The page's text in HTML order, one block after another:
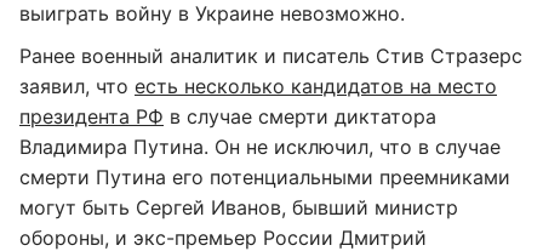
выиграть войну в Украине невозможно.
Ранее военный аналитик и писатель Стив Стразерс
заявил, что есть несколько кандидатов на место
президента РФ в случае смерти диктатора
Владимира Путина. Он не исключил, что в случае
смерти Путина его потенциальными преемниками
могут быть Сергей Иванов, бывший министр
обороны, и экс-премьер России Дмитрий